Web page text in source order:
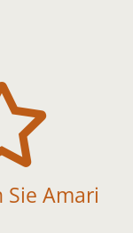
Sie Amari